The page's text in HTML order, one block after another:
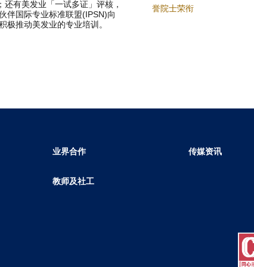
誉院士荣衔
有美发业「一试多证」评核，
伴国际专业标准联盟(IPSN)向
极推动美发业的专业培训。
业界合作 传媒资讯
教师及社工